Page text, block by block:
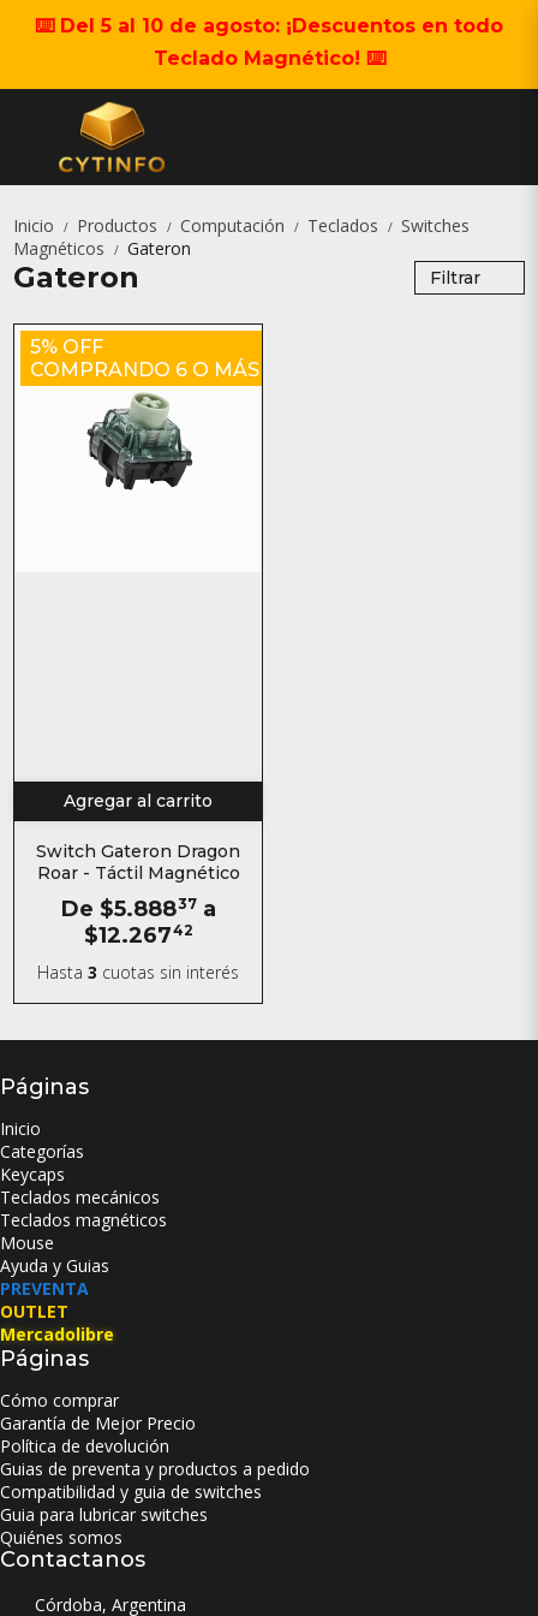
⌨️ Del 5 al 10 de agosto: ¡Descuentos en todo
Teclado Magnético! ⌨️
Inicio / Productos / Computación / Teclados / Switches
Magnéticos
/ Gateron
Gateron Filtrar
5% OFF
COMPRANDO 6 O MÁS
Agregar al carrito
Switch Gateron Dragon
Roar - Táctil Magnético
De $5.88837 a
$12.26742
Hasta3 cuotas sin interés
Páginas
Inicio
Categorías
Keycaps
Teclados mecánicos
Teclados magnéticos
Mouse
Ayuda y Guias
PREVENTA
OUTLET
Mercadolibre
Páginas
Cómo comprar
Garantía de Mejor Precio
Política de devolución
Guias de preventa y productos a pedido
Compatibilidad y guia de switches
Guia para lubricar switches
Quiénes somos
Contactanos
Córdoba, Argentina